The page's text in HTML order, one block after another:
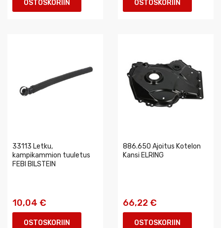
OSTOSKORIIN OSTOSKORIIN
33113 Letku,
kampikammion tuuletus
FEBI BILSTEIN
10,04 €
OSTOSKORIIN
886.650 Ajoitus Kotelon
Kansi ELRING
66,22 €
OSTOSKORIIN